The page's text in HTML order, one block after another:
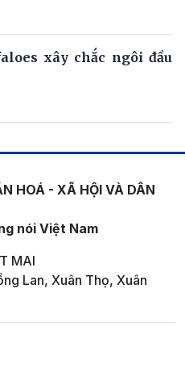
xây chắc ngôi đầu
HOÁ - XÃ HỘI VÀ DÂN
nói Việt Nam
MAI
Lan, Xuân Thọ, Xuân